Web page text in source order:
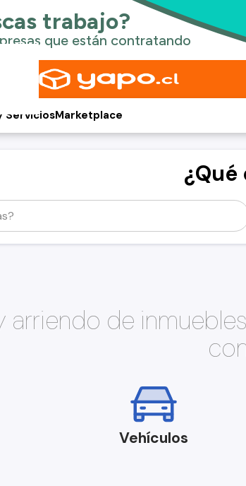
ServiciosMarketplace
arriendo de
Vehículos